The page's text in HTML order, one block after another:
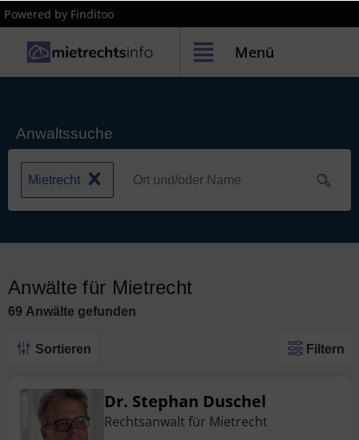
Powered by Finditoo
Menü
Anwaltssuche
Mietrecht
Anwälte für Mietrecht
69 Anwälte gefunden
Sortieren Filtern
Dr. Stephan Duschel
Rechtsanwalt für Mietrecht